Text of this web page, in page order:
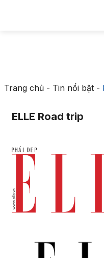
Trang chủ- Tin nổi bật-
ELLE Road trip